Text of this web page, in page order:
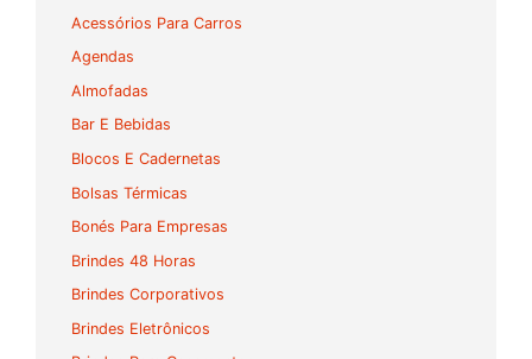
Acessórios Para Carros
Agendas
Almofadas
Bar E Bebidas
Blocos E Cadernetas
Bolsas Térmicas
Bonés Para Empresas
Brindes 48 Horas
Brindes Corporativos
Brindes Eletrônicos